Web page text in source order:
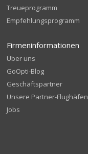
Treueprogramm
Empfehlungsprogramm
Firmeninformationen
Über uns
GoOpti-Blog
Geschäftspartner
Unsere Partner-Flughäfen
Jobs